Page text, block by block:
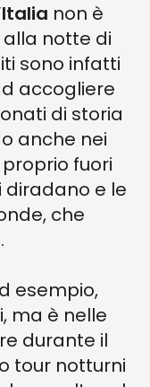
non è
alla notte di
sono infatti
accogliere
di storia
anche nei
fuori
diradano e le
che
esempio,
ma è nelle
durante il
tour notturni